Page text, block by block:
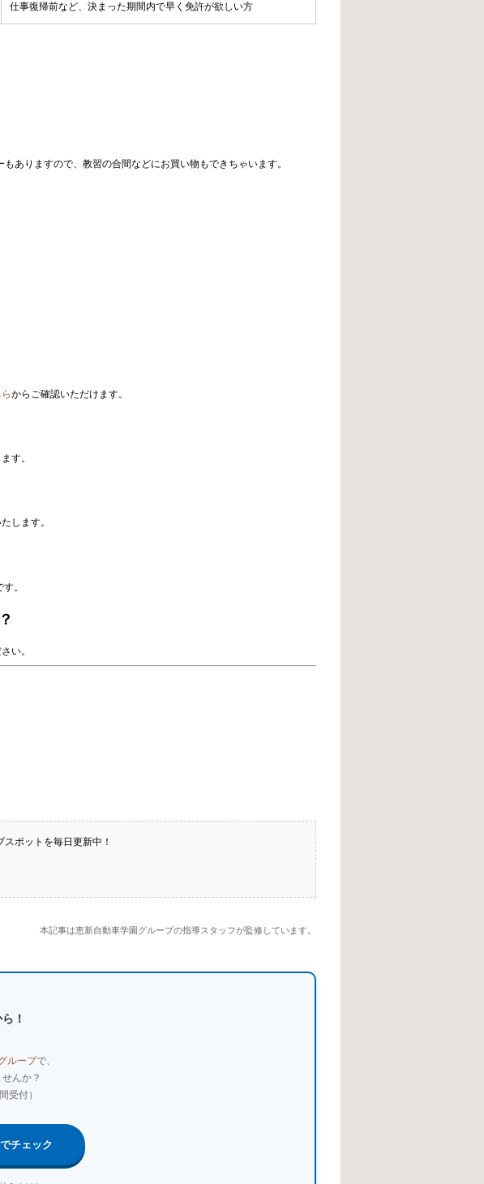
仕事復帰前など、決まった期間内で早く免許が欲しい方
ありますので、教習の合間などにお買い物もできちゃいます。
からご確認いただけます。
す。
します。
。
い。
ポットを毎日更新中！
本記事は恵新自動車学園グループの指導スタッフが監修しています。
！
ループで、
んか？
受付）
チェック